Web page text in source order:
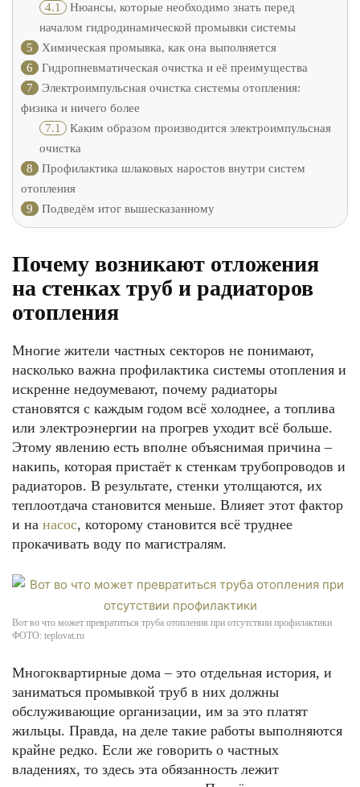
4.1 Нюансы, которые необходимо знать перед
началом гидродинамической промывки системы
5
Химическая промывка, как она выполняется
6
Гидропневматическая очистка и её преимущества
7
Электроимпульсная очистка системы отопления:
физика и ничего более
7.1 Каким образом производится электроимпульсная
очистка
8
Профилактика шлаковых наростов внутри систем
отопления
9
Подведём итог вышесказанному
Почему возникают отложения
на стенках труб и радиаторов
отопления
Многие жители частных секторов не понимают,
насколько важна профилактика системы отопления и
искренне недоумевают, почему радиаторы
становятся с каждым годом всё холоднее, а топлива
или электроэнергии на прогрев уходит всё больше.
Этому явлению есть вполне объяснимая причина –
накипь, которая пристаёт к стенкам трубопроводов и
радиаторов. В результате, стенки утолщаются, их
теплоотдача становится меньше. Влияет этот фактор
и на насос, которому становится всё труднее
прокачивать воду по магистралям.
Вот во что может превратиться труба отопления при отсутствии профилактики
ФОТО: teplovat.ru
Многоквартирные дома – это отдельная история, и
заниматься промывкой труб в них должны
обслуживающие организации, им за это платят
жильцы. Правда, на деле такие работы выполняются
крайне редко. Если же говорить о частных
владениях, то здесь эта обязанность лежит